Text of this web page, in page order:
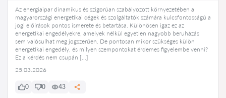
Az energiaipar dinamikus és szigorúan szabályozott környezetében a
magyarországi energetikai cégek és szolgáltatók számára kulcsfontosságú a
jogi előírások pontos ismerete és betartása. Különösen igaz ez az
energetikai engedélyekre, amelyek nélkül egyetlen nagyobb beruházás
sem valósulhat meg jogszerűen. De pontosan mikor szükséges külön
energetikai engedély, és milyen szempontokat érdemes figyelembe venni?
Ez a kérdés nem csupán […]
25.03.2026
0 0 43